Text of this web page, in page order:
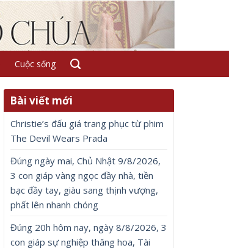
Cuộc sống
Bài viết mới
Christie’s đấu giá trang phục từ phim
The Devil Wears Prada
Đúng ngày mai, Chủ Nhật 9/8/2026,
3 con giáp vàng ngọc đầy nhà, tiền
bạc đầy tay, giàu sang thịnh vượng,
phất lên nhanh chóng
Đúng 20h hôm nay, ngày 8/8/2026, 3
con giáp sự nghiệp thăng hoa, Tài